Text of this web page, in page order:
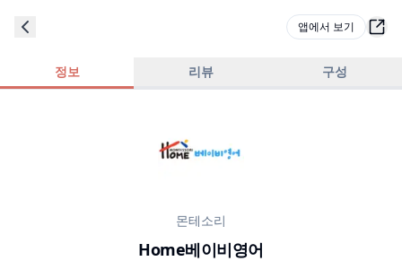
앱에서 보기
정보 리뷰 구성
몬테소리
Home베이비영어